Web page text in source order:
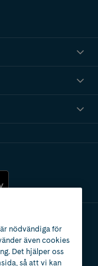
nödvändiga för
även cookies
Det hjälper oss
så att vi kan